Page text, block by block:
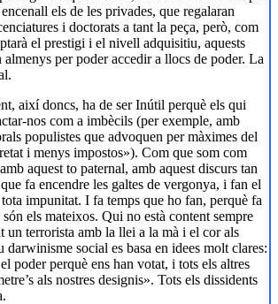
els de les privades, que regalaran
i doctorats a tant la peça, però, com
el prestigi i el nivell adquisitiu, aquests
almenys per poder accedir a llocs de poder. La
així doncs, ha de ser Inútil perquè els qui
nos com a imbècils (per exemple, amb
populistes que advoquen per màximes del
i menys impostos»). Com que som com
aquest to paternal, amb aquest discurs tan
fa encendre les galtes de vergonya, i fan el
impunitat. I fa temps que ho fan, perquè fa
els mateixos. Qui no està content sempre
un terrorista amb la llei a la mà i el cor als
darwinisme social es basa en idees molt clares:
poder perquè ens han votat, i tots els altres
als nostres designis». Tots els dissidents